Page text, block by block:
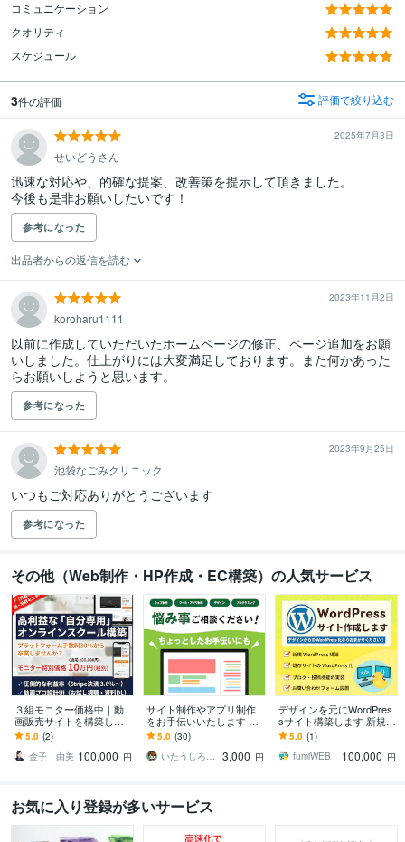
コミュニケーション
クオリティ
スケジュール
3件の評価 評価で絞り込む
2025年7月3日
せいどうさん
迅速な対応や、的確な提案、改善策を提示して頂きました。
今後も是非お願いしたいです！
参考になった
出品者からの返信を読む
2023年11月2日
koroharu1111
以前に作成していただいたホームページの修正、ページ追加をお願
いしました。仕上がりには大変満足しております。また何かあった
らお願いしようと思います。
参考になった
2023年9月25日
池袋なごみクリニック
いつもご対応ありがとうございます
参考になった
その他（Web制作・HP作成・EC構築）の人気サービス
３組モニター価格中｜動
画販売サイトを構築しま
す プラットフォームへの
高額手数料を卒業し利益
を最大化します
5.0 (2)
金子 由美 100,000 円
サイト制作やアプリ制作
をお手伝いいたします デ
ザイン・コーディング・
プログラミングの悩み事
相談ください！
5.0 (30)
いたうしろ｜Desigh ＆ Web
3,000 円
デザインを元にWordPres
sサイト構築します 新規構
築・静的サイトのWordPr
ess化おまかせください！
5.0 (1)
fumiWEB
100,000 円
お気に入り登録が多いサービス